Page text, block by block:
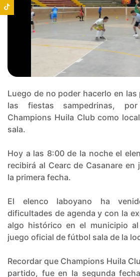
Luego de no poder hacerlo en
las fiestas sampedrinas,
Champions Huila Club como
sala.
Hoy a las 8:00 de la noche el
recibirá al Cearc de Casanare
la primera fecha.
El elenco laboyano ha
dificultades de agenda y con la
algo histórico en el municipio
juego oficial de fútbol sala de la
Recordar que Champions Huila
partido, fue en la segunda